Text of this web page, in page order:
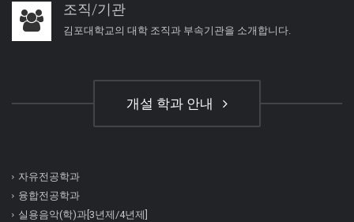
조직/기관
김포대학교의 대학 조직과 부속기관을 소개합니다.
개설 학과 안내
자유전공학과
융합전공학과
실용음악(학)과[3년제/4년제]